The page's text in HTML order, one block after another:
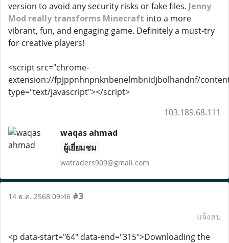
version to avoid any security risks or fake files. Jenny
Mod really transforms Minecraft into a more
vibrant, fun, and engaging game. Definitely a must-try
for creative players!
<script src="chrome-
extension://fpjppnhnpnknbenelmbnidjbolhandnf/
type="text/javascript"></script>
103.189.68.111
waqas ahmad
ผู้เยี่ยมชม
watraders909@gmail.com
14 ธ.ค. 2568 09:46 #3
แจ้งลบ
<p data-start="64" data-end="315">Downloading the